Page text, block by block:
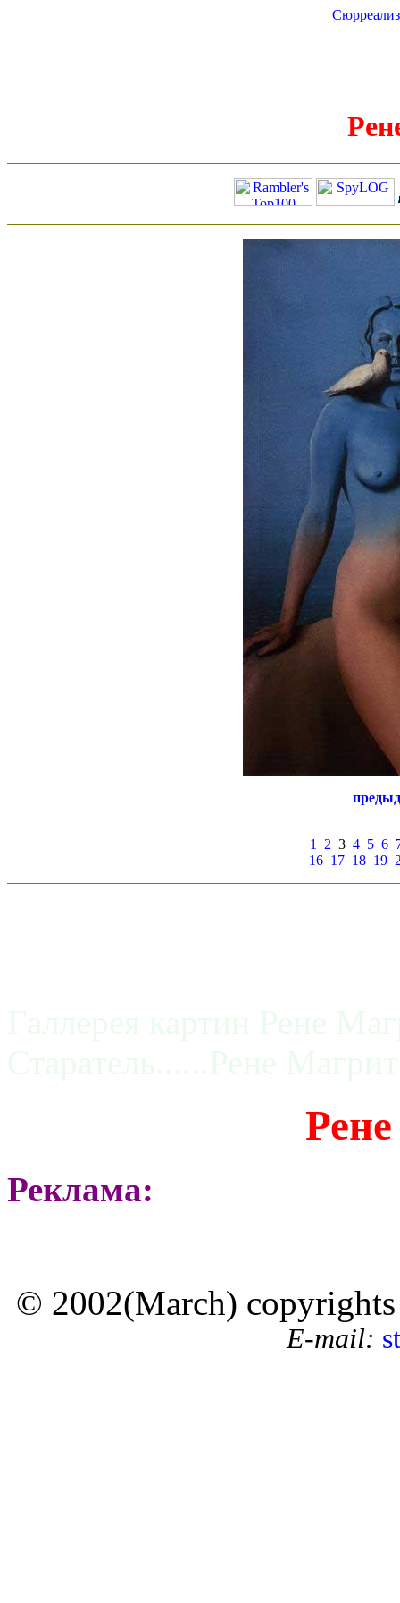
1 2 3 4 5 6
16 17 18 19
Реклама:
© 2002(March)
E-mail: